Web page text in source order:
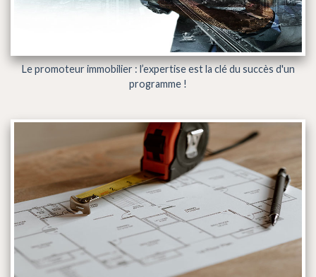
Le promoteur immobilier : l’expertise est la clé du succès d'un
programme !